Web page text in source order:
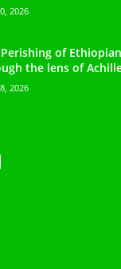
2026
of
the lens of
2026